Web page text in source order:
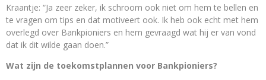
Kraantje: “Ja zeer zeker, ik schroom ook niet om hem te bellen en
te vragen om tips en dat motiveert ook. Ik heb ook echt met hem
overlegd over Bankpioniers en hem gevraagd wat hij er van vond
dat ik dit wilde gaan doen.”
Wat zijn de toekomstplannen voor Bankpioniers?